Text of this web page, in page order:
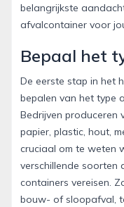
belangrijkste
afvalcontainer voor
Bepaal het
De eerste stap in het
bepalen van het type
Bedrijven produceren
papier, plastic, hout,
cruciaal om te weten
verschillende soorten
containers vereisen.
bouw- of sloopafval,